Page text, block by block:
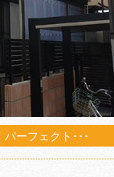
ーフェクト･･･